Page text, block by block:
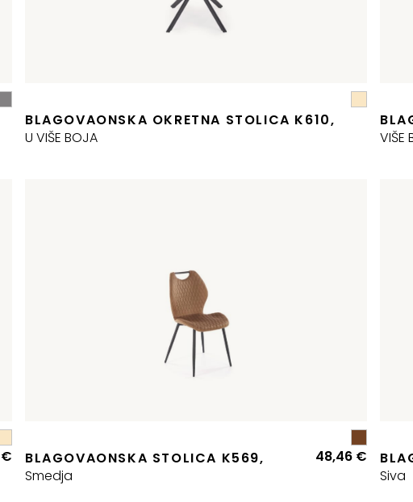
BLAGOVAONSKA OKRETNA STOLICA K610,
U VIŠE BOJA
VIŠE
€
BLAGOVAONSKA STOLICA K569,
Smedja
48,46 €
Siva